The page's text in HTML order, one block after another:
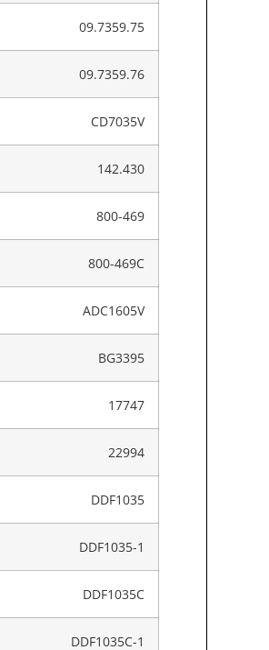
09.7359.75
09.7359.76
CD7035V
142.430
800-469
800-469C
ADC1605V
BG3395
17747
22994
DDF1035
DDF1035-1
DDF1035C
DDF1035C-1